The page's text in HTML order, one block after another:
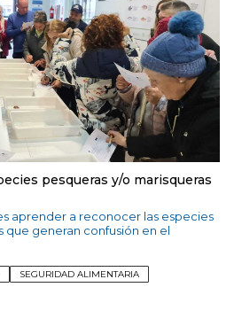
pesqueras y/o marisqueras
aprender a reconocer las especies
que generan confusión en el
SEGURIDAD ALIMENTARIA